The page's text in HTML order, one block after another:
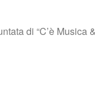
di “C’è